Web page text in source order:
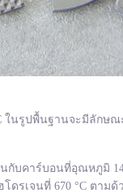
นรูปพื้นฐานจะมีลักษณ
คาร์บอนที่อุณหภูมิ
ดรเจนที่ 670 °C ตาม